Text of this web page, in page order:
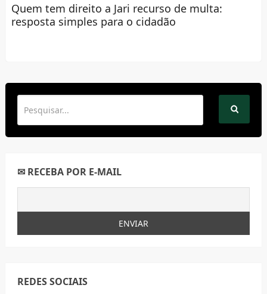
Quem tem direito a Jari recurso de multa:
resposta simples para o cidadão
✉ RECEBA POR E-MAIL
REDES SOCIAIS